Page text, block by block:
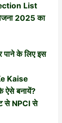
List
2025 का
के लिए इस
Kaise
ऐसे बनायें?
से NPCI से